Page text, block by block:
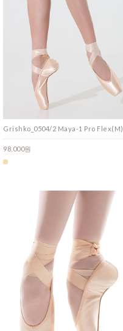
Grishko_0504/2 Maya-1 Pro Flex(M)
98,000원